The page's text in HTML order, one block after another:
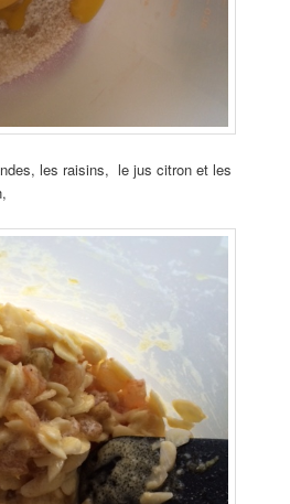
les raisins, le jus citron et les